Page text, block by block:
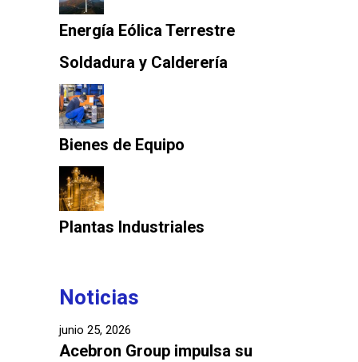
Energía Eólica Terrestre
Soldadura y Calderería
Bienes de Equipo
Plantas Industriales
Noticias
junio 25, 2026
Acebron Group impulsa su